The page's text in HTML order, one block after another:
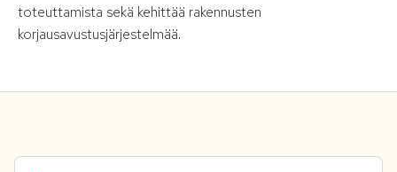
toteuttamista sekä kehittää rakennusten
korjausavustusjärjestelmää.